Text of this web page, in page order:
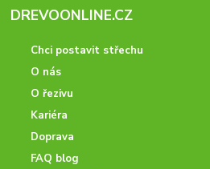
DREVOONLINE.CZ
Chci postavit střechu
O nás
O řezivu
Kariéra
Doprava
FAQ blog